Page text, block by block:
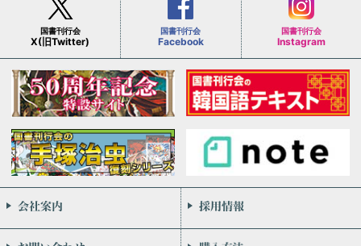
国書刊行会
X(旧Twitter)
国書刊行会
Facebook
国書刊行会
Instagram
会社案内
お問い合わせ